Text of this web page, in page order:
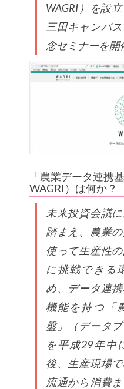
WAGRI）を設
三田キャンパ
念セミナーを開
「農業データ連携
WAGRI）は何か？
未来投資会議
踏まえ、農業
使って生産性
に挑戦できる
め、データ連
機能を持つ「
盤」（データ
を平成29年中
後、生産現場で
流通から消費